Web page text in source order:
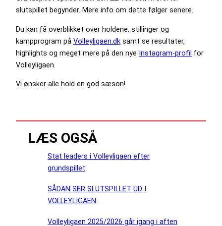
slutspillet begynder. Mere info om dette følger senere.
Du kan få overblikket over holdene, stillinger og
kampprogram på Volleyligaen.dk samt se resultater,
highlights og meget mere på den nye Instagram-profil for
Volleyligaen.
Vi ønsker alle hold en god sæson!
LÆS OGSÅ
Stat leaders i Volleyligaen efter
grundspillet
SÅDAN SER SLUTSPILLET UD I
VOLLEYLIGAEN
Volleyligaen 2025/2026 går igang i aften